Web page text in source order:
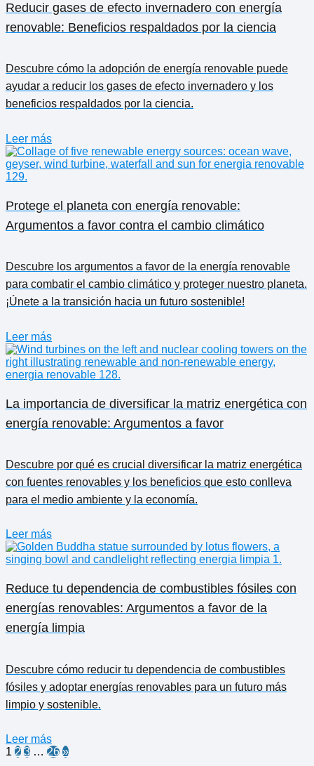
Reducir gases de efecto invernadero con energía
renovable: Beneficios respaldados por la ciencia
Descubre cómo la adopción de energía renovable puede
ayudar a reducir los gases de efecto invernadero y los
beneficios respaldados por la ciencia.
Leer más
Protege el planeta con energía renovable:
Argumentos a favor contra el cambio climático
Descubre los argumentos a favor de la energía renovable
para combatir el cambio climático y proteger nuestro planeta.
¡Únete a la transición hacia un futuro sostenible!
Leer más
La importancia de diversificar la matriz energética con
energía renovable: Argumentos a favor
Descubre por qué es crucial diversificar la matriz energética
con fuentes renovables y los beneficios que esto conlleva
para el medio ambiente y la economía.
Leer más
Reduce tu dependencia de combustibles fósiles con
energías renovables: Argumentos a favor de la
energía limpia
Descubre cómo reducir tu dependencia de combustibles
fósiles y adoptar energías renovables para un futuro más
limpio y sostenible.
Leer más
1 2 3 … 26 »